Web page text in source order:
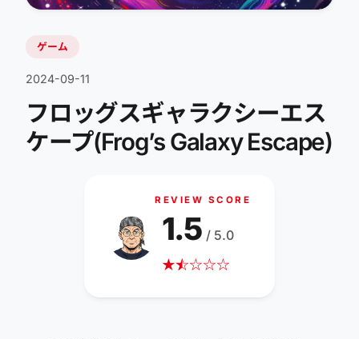
ゲーム
2024-09-11
フロッグスギャラクシーエス
ケープ(Frog’s Galaxy Escape)
REVIEW SCORE
★☆
★☆☆☆
1.5 / 5.0